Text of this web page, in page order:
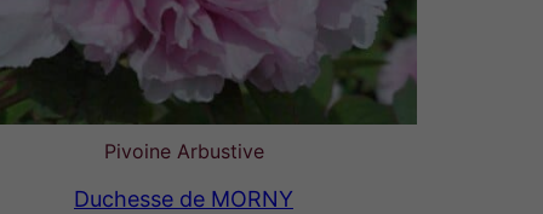
Pivoine Arbustive
Duchesse de MORNY